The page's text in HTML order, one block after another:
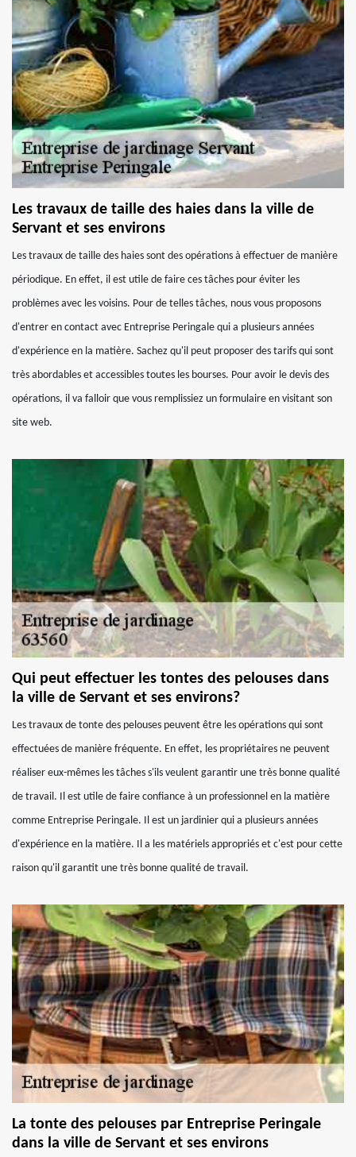
Les travaux de taille des haies dans la ville de
Servant et ses environs
Les travaux de taille des haies sont des opérations à effectuer de manière
périodique. En effet, il est utile de faire ces tâches pour éviter les
problèmes avec les voisins. Pour de telles tâches, nous vous proposons
d'entrer en contact avec Entreprise Peringale qui a plusieurs années
d'expérience en la matière. Sachez qu'il peut proposer des tarifs qui sont
très abordables et accessibles toutes les bourses. Pour avoir le devis des
opérations, il va falloir que vous remplissiez un formulaire en visitant son
site web.
Qui peut effectuer les tontes des pelouses dans
la ville de Servant et ses environs?
Les travaux de tonte des pelouses peuvent être les opérations qui sont
effectuées de manière fréquente. En effet, les propriétaires ne peuvent
réaliser eux-mêmes les tâches s'ils veulent garantir une très bonne qualité
de travail. Il est utile de faire confiance à un professionnel en la matière
comme Entreprise Peringale. Il est un jardinier qui a plusieurs années
d'expérience en la matière. Il a les matériels appropriés et c'est pour cette
raison qu'il garantit une très bonne qualité de travail.
La tonte des pelouses par Entreprise Peringale
dans la ville de Servant et ses environs